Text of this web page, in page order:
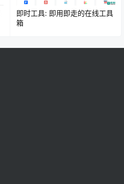
即时工具: 即用即走的在线工具
箱